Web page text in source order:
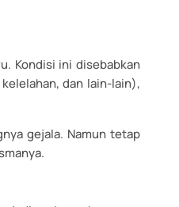
Kondisi ini disebabkan
dan lain-lain),
gejala. Namun tetap